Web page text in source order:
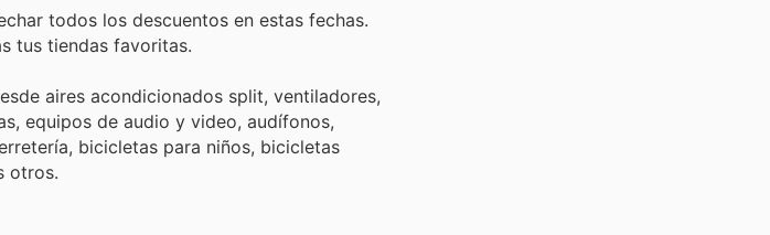
todos los descuentos en estas fechas.
tus tiendas favoritas.
aires acondicionados split, ventiladores,
equipos de audio y video, audífonos,
bicicletas para niños, bicicletas
otros.